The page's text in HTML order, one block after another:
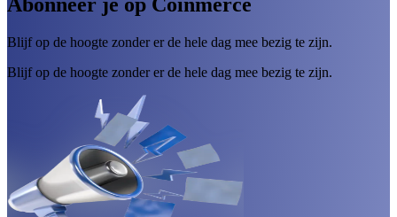
Blijf op de hoogte zonder er de hele dag mee bezig te zijn.
Blijf op de hoogte zonder er de hele dag mee bezig te zijn.